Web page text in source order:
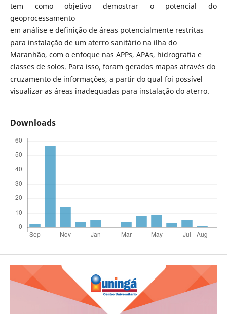
tem como objetivo demostrar o potencial do
geoprocessamento
em análise e definição de áreas potencialmente restritas
para instalação de um aterro sanitário na ilha do
Maranhão, com o enfoque nas APPs, APAs, hidrografia e
classes de solos. Para isso, foram gerados mapas através do
cruzamento de informações, a partir do qual foi possível
visualizar as áreas inadequadas para instalação do aterro.
Downloads